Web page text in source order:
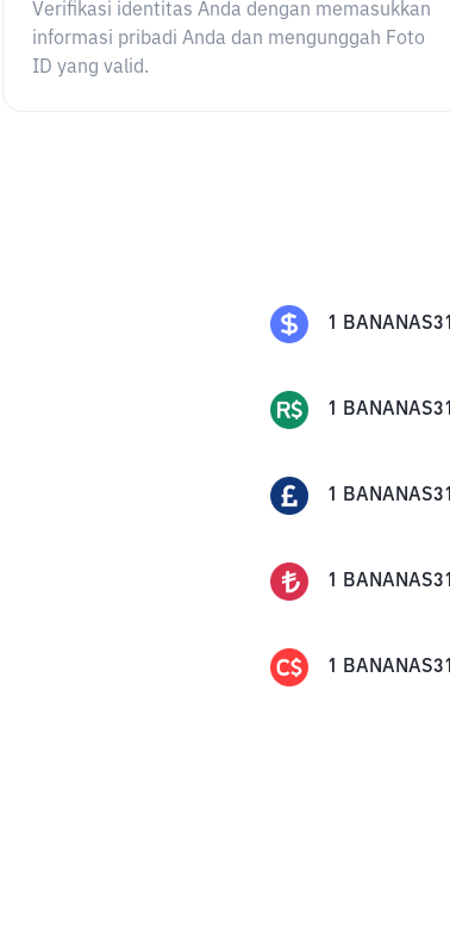
Verifikasi identitas Anda dengan memasukkan
informasi pribadi Anda dan mengunggah Foto
ID yang valid.
1 BANANAS31
1 BANANAS31
1 BANANAS31
1 BANANAS31
1 BANANAS31